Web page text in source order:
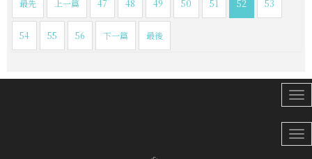
最先 上一篇 47 48 49 50 51 52 53
54 55 56 下一篇 最後